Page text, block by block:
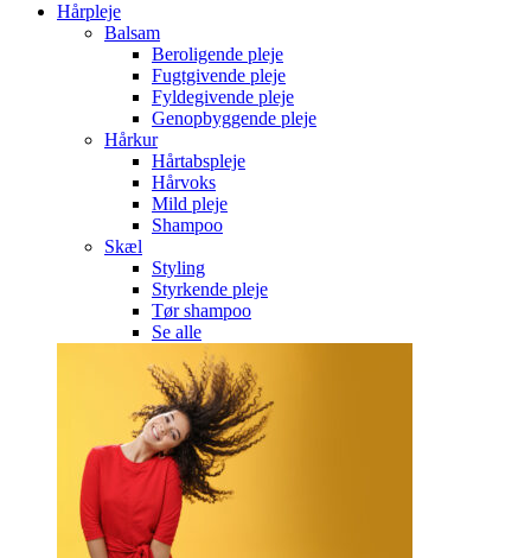
Hårpleje
Balsam
Beroligende pleje
Fugtgivende pleje
Fyldegivende pleje
Genopbyggende pleje
Hårkur
Hårtabspleje
Hårvoks
Mild pleje
Shampoo
Skæl
Styling
Styrkende pleje
Tør shampoo
Se alle